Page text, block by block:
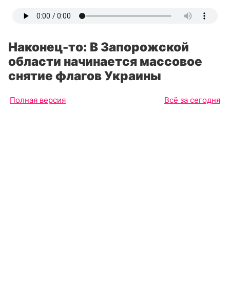
Наконец-то: В Запорожской
области начинается массовое
снятие флагов Украины
Полная версия Всё за сегодня